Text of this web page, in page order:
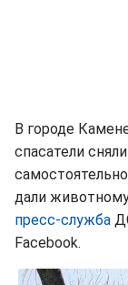
В городе
спасатели
дали
пресс-служба
Facebook.